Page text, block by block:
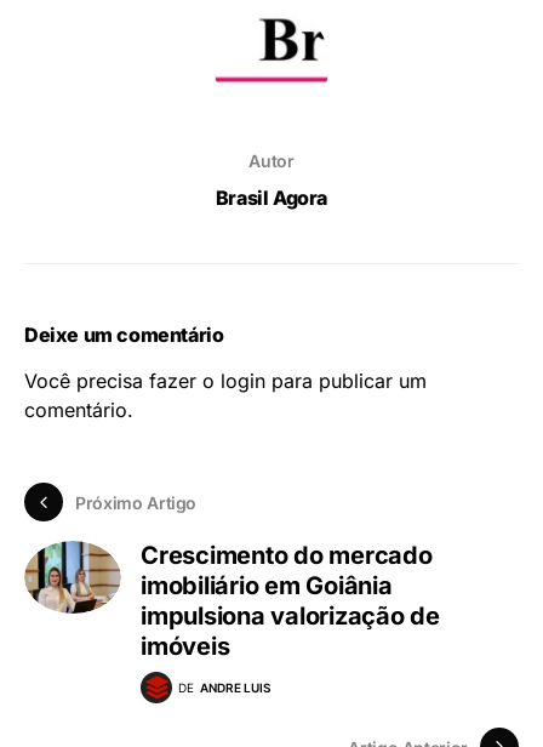
Autor
Brasil Agora
Deixe um comentário
Você precisa fazer o login para publicar um
comentário.
Próximo Artigo
Crescimento do mercado
imobiliário em Goiânia
impulsiona valorização de
imóveis
DE ANDRE LUIS